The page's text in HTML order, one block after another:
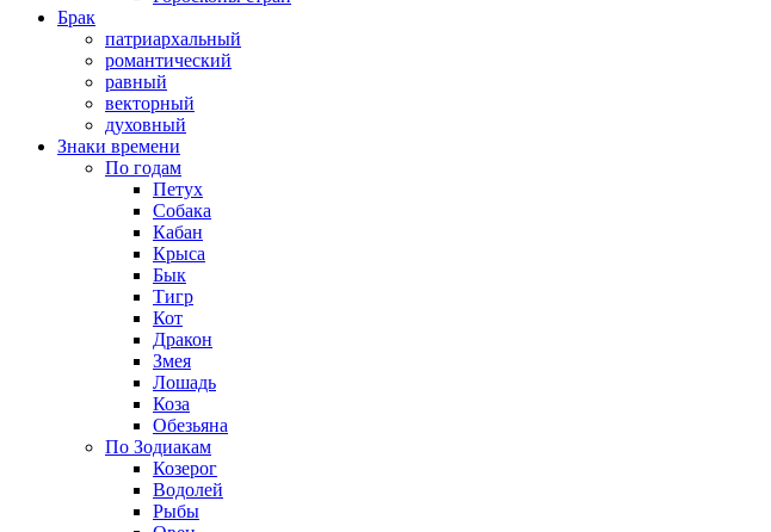
Брак
патриархальный
романтический
равный
векторный
духовный
Знаки времени
По годам
Петух
Собака
Кабан
Крыса
Бык
Тигр
Кот
Дракон
Змея
Лошадь
Коза
Обезьяна
По Зодиакам
Козерог
Водолей
Рыбы